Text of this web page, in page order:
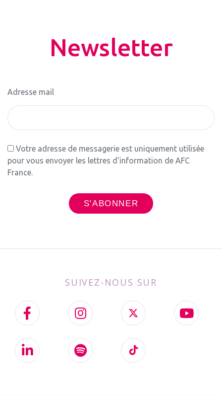
Newsletter
Adresse mail
Votre adresse de messagerie est uniquement utilisée
pour vous envoyer les lettres d'information de AFC
France.
SUIVEZ-NOUS SUR